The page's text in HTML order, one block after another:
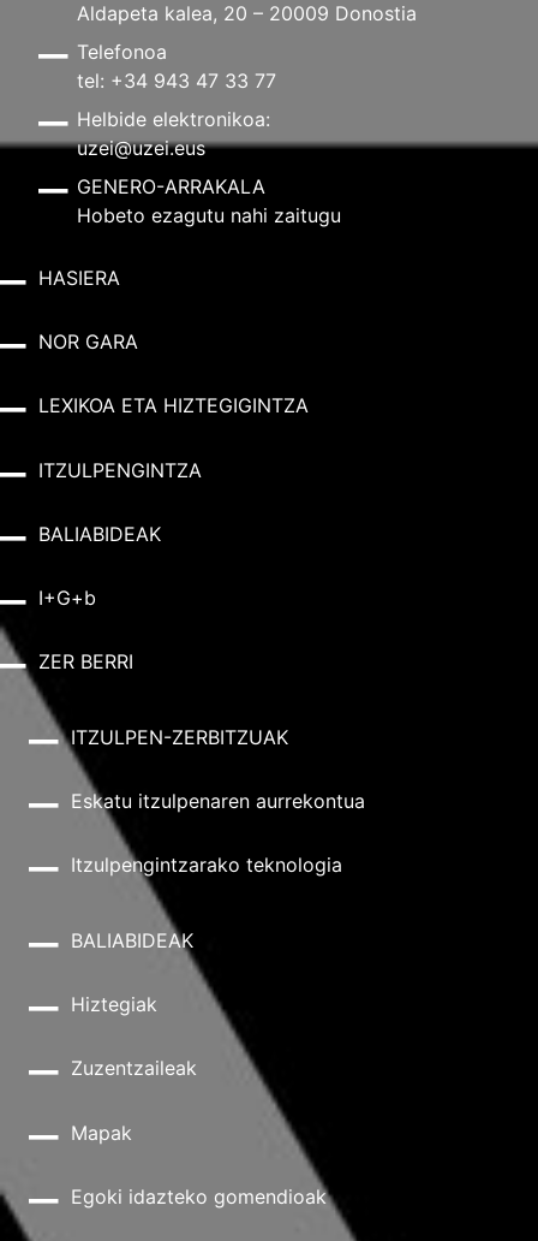
Aldapeta kalea, 20 – 20009 Donostia
Telefonoa
tel: +34 943 47 33 77
Helbide elektronikoa:
uzei@uzei.eus
GENERO-ARRAKALA
Hobeto ezagutu nahi zaitugu
HASIERA
NOR GARA
LEXIKOA ETA HIZTEGIGINTZA
ITZULPENGINTZA
BALIABIDEAK
I+G+b
ZER BERRI
ITZULPEN-ZERBITZUAK
Eskatu itzulpenaren aurrekontua
Itzulpengintzarako teknologia
BALIABIDEAK
Hiztegiak
Zuzentzaileak
Mapak
Egoki idazteko gomendioak